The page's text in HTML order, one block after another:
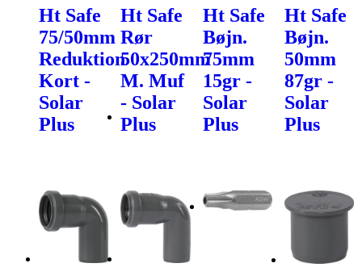
Ht Safe
75/50mm
Reduktion
Kort -
Solar
Plus
Ht Safe
Rør
50x250mm
M. Muf
- Solar
Plus
Ht Safe
Bøjn.
75mm
15gr -
Solar
Plus
Ht Safe
Bøjn.
50mm
87gr -
Solar
Plus